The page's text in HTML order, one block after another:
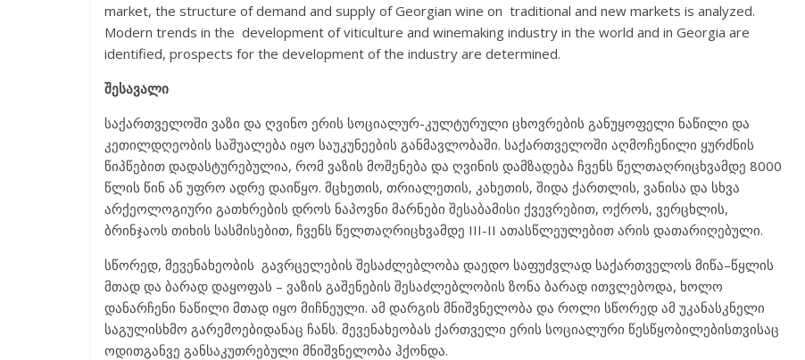
market, the structure of demand and supply of Georgian wine on traditional and new markets is analyzed.
Modern trends in the development of viticulture and winemaking industry in the world and in Georgia are
identified, prospects for the development of the industry are determined.
შესავალი
საქართველოში ვაზი და ღვინო ერის სოციალურ-კულტურული ცხოვრების განუყოფელი ნაწილი და
კეთილდღეობის საშუალება იყო საუკუნეების განმავლობაში. საქართველოში აღმოჩენილი ყურძნის
წიპწებით დადასტურებულია, რომ ვაზის მოშენება და ღვინის დამზადება ჩვენს წელთაღრიცხვამდე 8000
წლის წინ ან უფრო ადრე დაიწყო. მცხეთის, თრიალეთის, კახეთის, შიდა ქართლის, ვანისა და სხვა
არქეოლოგიური გათხრების დროს ნაპოვნი მარნები შესაბამისი ქვევრებით, ოქროს, ვერცხლის,
ბრინჯაოს თიხის სასმისებით, ჩვენს წელთაღრიცხვამდე III-II ათასწლეულებით არის დათარიღებული.
სწორედ, მევენახეობის გავრცელების შესაძლებლობა დაედო საფუძვლად საქართველოს მიწა–წყლის
მთად და ბარად დაყოფას – ვაზის გაშენების შესაძლებლობის ზონა ბარად ითვლებოდა, ხოლო
დანარჩენი ნაწილი მთად იყო მიჩნეული. ამ დარგის მნიშვნელობა და როლი სწორედ ამ უკანასკნელი
საგულისხმო გარემოებიდანაც ჩანს. მევენახეობას ქართველი ერის სოციალური წესწყობილებისთვისაც
ოდითგანვე განსაკუთრებული მნიშვნელობა ჰქონდა.